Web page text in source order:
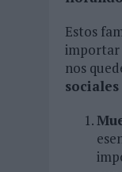
Estos
importar
nos